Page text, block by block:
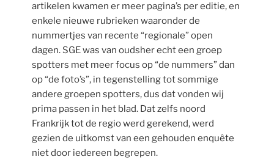
artikelen kwamen er meer pagina’s per editie, en
enkele nieuwe rubrieken waaronder de
nummertjes van recente “regionale” open
dagen. SGE was van oudsher echt een groep
spotters met meer focus op “de nummers” dan
op “de foto’s”, in tegenstelling tot sommige
andere groepen spotters, dus dat vonden wij
prima passen in het blad. Dat zelfs noord
Frankrijk tot de regio werd gerekend, werd
gezien de uitkomst van een gehouden enquête
niet door iedereen begrepen.